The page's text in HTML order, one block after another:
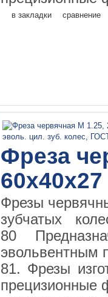
в закладки сравнение
Фреза
Фрезы
зубчатых
80
эвольвентным
81. Фрезы
прецизионные